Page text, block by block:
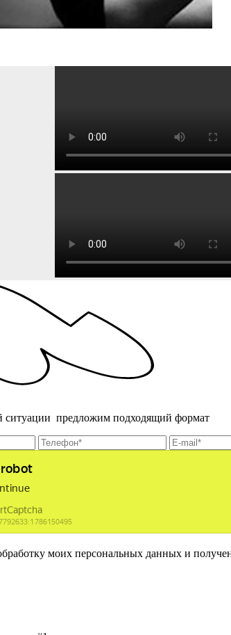
ситуации предложим подходящий формат
моих персональных данных и